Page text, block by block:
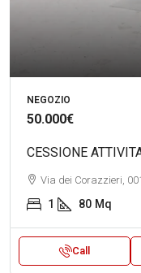
NEGOZIO
50.000€
CESSIONE
Via dei Corazzieri,
1 80 Mq
Call